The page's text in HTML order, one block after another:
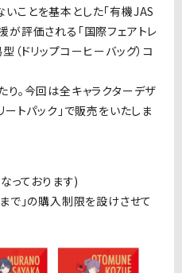
ことを基本とした「有機JAS
が評価される「国際フェアトレ
（ドリップコーヒーバッグ）コ
り。今回は全キャラクターデザ
ートパック」で販売をいたしま
っております)
で」の購入制限を設けさせて